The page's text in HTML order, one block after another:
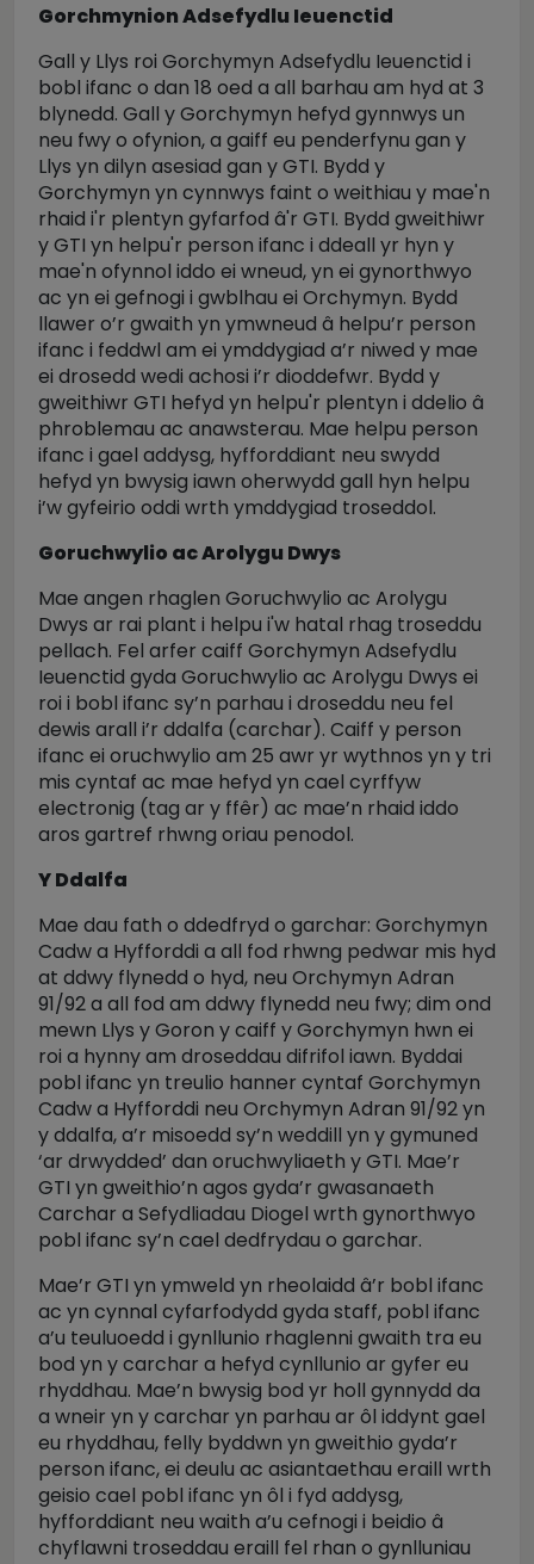
Gorchmynion Adsefydlu Ieuenctid
Gall y Llys roi Gorchymyn Adsefydlu Ieuenctid i
bobl ifanc o dan 18 oed a all barhau am hyd at 3
blynedd. Gall y Gorchymyn hefyd gynnwys un
neu fwy o ofynion, a gaiff eu penderfynu gan y
Llys yn dilyn asesiad gan y GTI. Bydd y
Gorchymyn yn cynnwys faint o weithiau y mae'n
rhaid i'r plentyn gyfarfod â'r GTI. Bydd gweithiwr
y GTI yn helpu'r person ifanc i ddeall yr hyn y
mae'n ofynnol iddo ei wneud, yn ei gynorthwyo
ac yn ei gefnogi i gwblhau ei Orchymyn. Bydd
llawer o’r gwaith yn ymwneud â helpu’r person
ifanc i feddwl am ei ymddygiad a’r niwed y mae
ei drosedd wedi achosi i’r dioddefwr. Bydd y
gweithiwr GTI hefyd yn helpu'r plentyn i ddelio â
phroblemau ac anawsterau. Mae helpu person
ifanc i gael addysg, hyfforddiant neu swydd
hefyd yn bwysig iawn oherwydd gall hyn helpu
i’w gyfeirio oddi wrth ymddygiad troseddol.
Goruchwylio ac Arolygu Dwys
Mae angen rhaglen Goruchwylio ac Arolygu
Dwys ar rai plant i helpu i'w hatal rhag troseddu
pellach. Fel arfer caiff Gorchymyn Adsefydlu
Ieuenctid gyda Goruchwylio ac Arolygu Dwys ei
roi i bobl ifanc sy’n parhau i droseddu neu fel
dewis arall i’r ddalfa (carchar). Caiff y person
ifanc ei oruchwylio am 25 awr yr wythnos yn y tri
mis cyntaf ac mae hefyd yn cael cyrffyw
electronig (tag ar y ffêr) ac mae’n rhaid iddo
aros gartref rhwng oriau penodol.
Y Ddalfa
Mae dau fath o ddedfryd o garchar: Gorchymyn
Cadw a Hyfforddi a all fod rhwng pedwar mis hyd
at ddwy flynedd o hyd, neu Orchymyn Adran
91/92 a all fod am ddwy flynedd neu fwy; dim ond
mewn Llys y Goron y caiff y Gorchymyn hwn ei
roi a hynny am droseddau difrifol iawn. Byddai
pobl ifanc yn treulio hanner cyntaf Gorchymyn
Cadw a Hyfforddi neu Orchymyn Adran 91/92 yn
y ddalfa, a’r misoedd sy’n weddill yn y gymuned
‘ar drwydded’ dan oruchwyliaeth y GTI. Mae’r
GTI yn gweithio’n agos gyda’r gwasanaeth
Carchar a Sefydliadau Diogel wrth gynorthwyo
pobl ifanc sy’n cael dedfrydau o garchar.
Mae’r GTI yn ymweld yn rheolaidd â’r bobl ifanc
ac yn cynnal cyfarfodydd gyda staff, pobl ifanc
a’u teuluoedd i gynllunio rhaglenni gwaith tra eu
bod yn y carchar a hefyd cynllunio ar gyfer eu
rhyddhau. Mae’n bwysig bod yr holl gynnydd da
a wneir yn y carchar yn parhau ar ôl iddynt gael
eu rhyddhau, felly byddwn yn gweithio gyda’r
person ifanc, ei deulu ac asiantaethau eraill wrth
geisio cael pobl ifanc yn ôl i fyd addysg,
hyfforddiant neu waith a’u cefnogi i beidio â
chyflawni troseddau eraill fel rhan o gynlluniau